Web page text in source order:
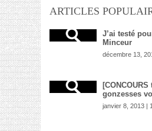
ARTICLES
J’ai testé
Minceur
décembre 13,
gonzesses
janvier 8, 2013 |